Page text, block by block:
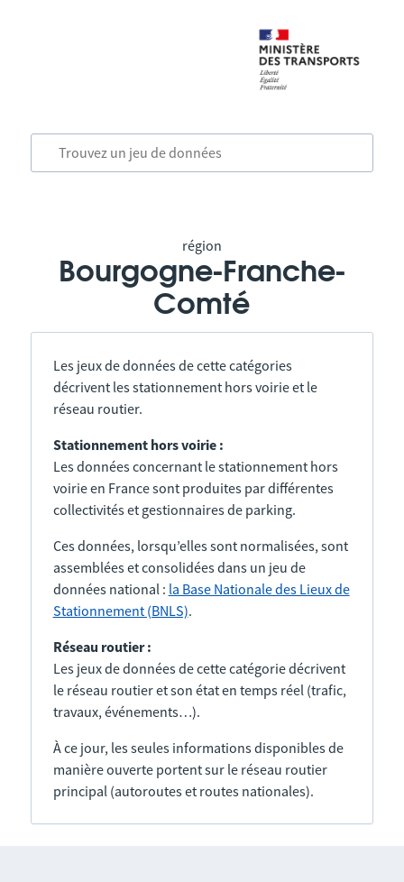
région
Bourgogne-Franche-
Comté
Les jeux de données de cette catégories
décrivent les stationnement hors voirie et le
réseau routier.
Stationnement hors voirie :
Les données concernant le stationnement hors
voirie en France sont produites par différentes
collectivités et gestionnaires de parking.
Ces données, lorsqu’elles sont normalisées, sont
assemblées et consolidées dans un jeu de
données national : la Base Nationale des Lieux de
Stationnement (BNLS).
Réseau routier :
Les jeux de données de cette catégorie décrivent
le réseau routier et son état en temps réel (trafic,
travaux, événements…).
À ce jour, les seules informations disponibles de
manière ouverte portent sur le réseau routier
principal (autoroutes et routes nationales).